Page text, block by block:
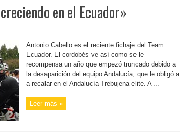
en el Ecuador»
Antonio Cabello es el reciente fichaje del Team
Ecuador. El cordobés ve así como se le
recompensa un año que empezó truncado debido a
la desaparición del equipo Andalucía, que le obligó a
a recalar en el Andalucía-Trebujena elite. A ...
Leer más »